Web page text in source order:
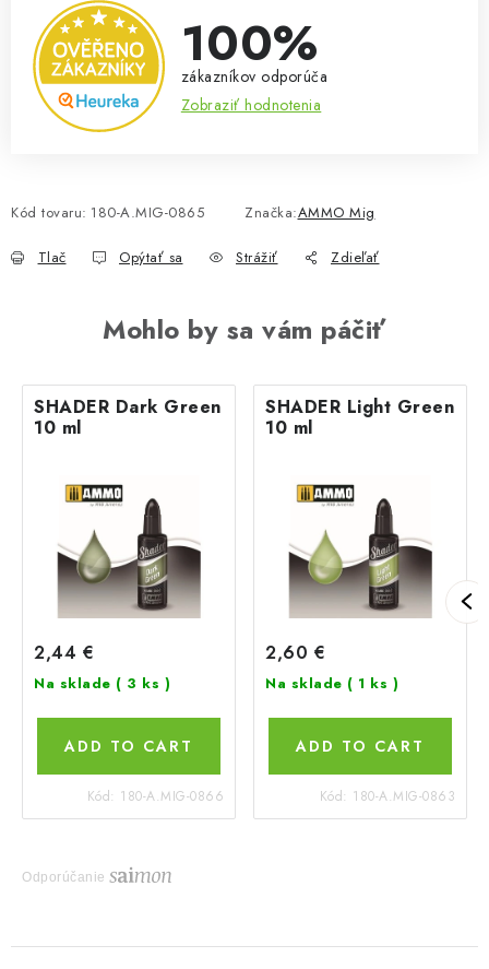
100%
zákazníkov odporúča
Zobraziť hodnotenia
Kód tovaru: 180-A.MIG-0865 Značka:AMMO Mig
Tlač Opýtať sa Strážiť Zdieľať
Mohlo by sa vám páčiť
SHADER Dark Green
10 ml
2,44 €
Na sklade ( 3 ks )
ADD TO CART
Kód: 180-A.MIG-0866
SHADER Light Green
10 ml
2,60 €
Na sklade ( 1 ks )
ADD TO CART
Kód: 180-A.MIG-0863
Odporúčanie